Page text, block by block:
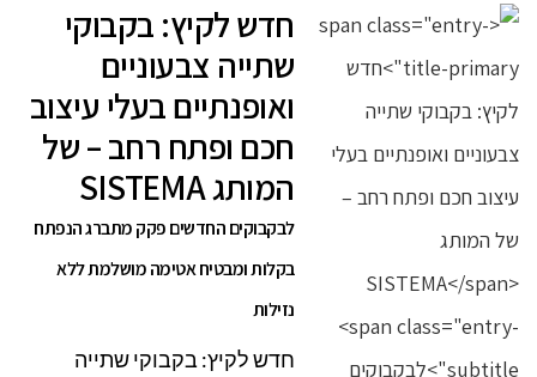
חדש לקיץ: בקבוקי
שתייה צבעוניים
ואופנתיים בעלי עיצוב
חכם ופתח רחב – של
המותג SISTEMA
לבקבוקים החדשים פקק מתברג הנפתח
בקלות ומבטיח אטימה מושלמת ללא
נזילות
חדש לקיץ: בקבוקי שתייה